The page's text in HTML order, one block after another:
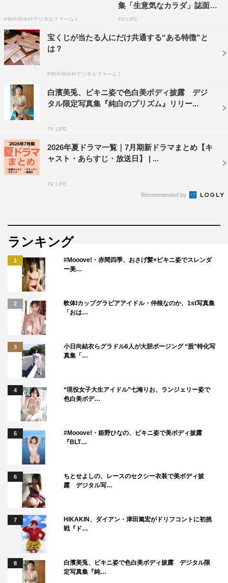
PR(合同会社デジタルファーム )
集「生意気なカラダ」誌面カ
ッ...
TV LIFE
宝くじが当たる人にだけ共通する“ある特徴”と
は？
PR(合同会社デジタルファーム )
白濱美兎、ビキニ姿で色白美ボディ披露 デジ
タル限定写真集『純白のプリズム』リリー...
TV LIFE
2026年夏ドラマ一覧｜7月期新ドラマまとめ【キ
ャスト・あらすじ・放送日】 | ...
TV LIFE
Recommended by
ランキング
1
#Mooove!・赤間四季、おさげ髪×ビキニ姿でスレンダ
ー美…
2
軟体Iカップグラビアアイドル・仲根なのか、1st写真集
「おは…
3
小日向結衣らグラドル6人が大胆ポージング “股”特化写
真集「…
4
“現役女子大生アイドル”七海りお、ランジェリー姿で
色白美ボデ…
5
#Mooove!・姫野ひなの、ビキニ姿で美ボディ披露
『BLT…
6
ちとせよしの、レースのセクシー衣装で美ボディ披
露 デジタル写…
7
HIKAKIN、ダイアン・津田篤宏がドリフコントに初挑
戦『ド…
8
白濱美兎、ビキニ姿で色白美ボディ披露 デジタル限
定写真集『純…